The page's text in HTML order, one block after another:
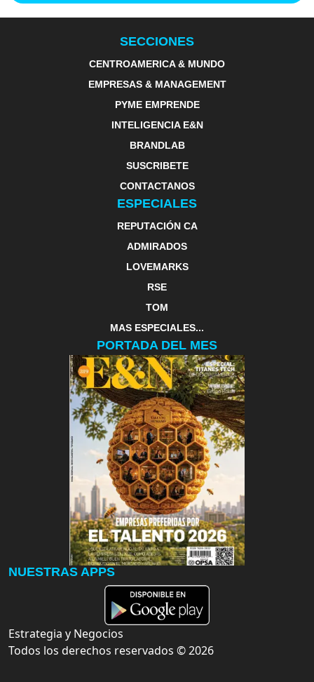
SECCIONES
CENTROAMERICA & MUNDO
EMPRESAS & MANAGEMENT
PYME EMPRENDE
INTELIGENCIA E&N
BRANDLAB
SUSCRIBETE
CONTACTANOS
ESPECIALES
REPUTACIÓN CA
ADMIRADOS
LOVEMARKS
RSE
TOM
MAS ESPECIALES...
PORTADA DEL MES
NUESTRAS APPS
Estrategia y Negocios
Todos los derechos reservados ©2026